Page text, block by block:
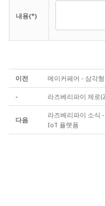
내용(*)
이전 메이커페어 - 삼각
- 라즈베리파이 제로
다음
라즈베리파이 소식
IoT 플랫폼